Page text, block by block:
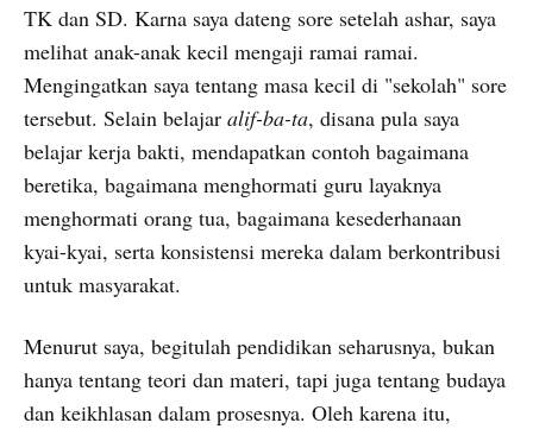
TK dan SD. Karna saya dateng sore setelah ashar, saya
melihat anak-anak kecil mengaji ramai ramai.
Mengingatkan saya tentang masa kecil di "sekolah" sore
tersebut. Selain belajar alif-ba-ta, disana pula saya
belajar kerja bakti, mendapatkan contoh bagaimana
beretika, bagaimana menghormati guru layaknya
menghormati orang tua, bagaimana kesederhanaan
kyai-kyai, serta konsistensi mereka dalam berkontribusi
untuk masyarakat.
Menurut saya, begitulah pendidikan seharusnya, bukan
hanya tentang teori dan materi, tapi juga tentang budaya
dan keikhlasan dalam prosesnya. Oleh karena itu,